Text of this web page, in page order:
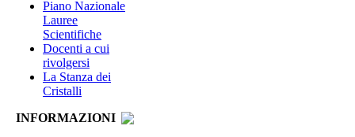
Piano Nazionale
Lauree
Scientifiche
Docenti a cui
rivolgersi
La Stanza dei
Cristalli
INFORMAZIONI